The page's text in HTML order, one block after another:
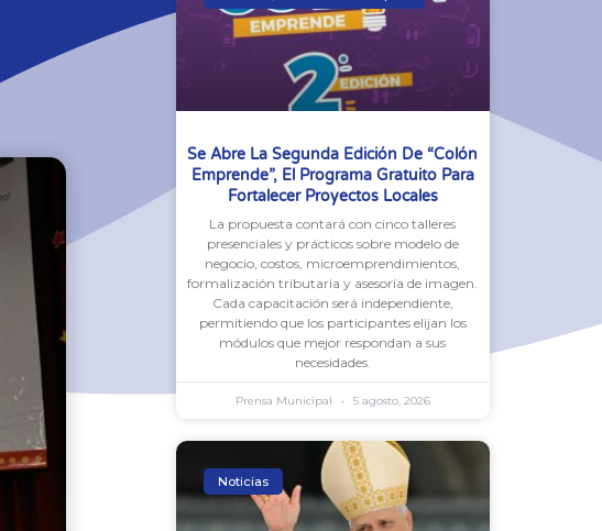
Se Abre La Segunda Edición De “Colón
Emprende”, El Programa Gratuito Para
Fortalecer Proyectos Locales
La propuesta contará con cinco talleres
presenciales y prácticos sobre modelo de
negocio, costos, microemprendimientos,
formalización tributaria y asesoría de imagen.
Cada capacitación será independiente,
permitiendo que los participantes elijan los
módulos que mejor respondan a sus
necesidades.
Prensa Municipal 5 agosto, 2026
Noticias